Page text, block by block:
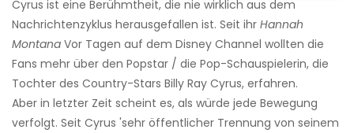
Cyrus ist eine Berühmtheit, die nie wirklich aus dem
Nachrichtenzyklus herausgefallen ist. Seit ihr Hannah
Montana Vor Tagen auf dem Disney Channel wollten die
Fans mehr über den Popstar / die Pop-Schauspielerin, die
Tochter des Country-Stars Billy Ray Cyrus, erfahren.
Aber in letzter Zeit scheint es, als würde jede Bewegung
verfolgt. Seit Cyrus 'sehr öffentlicher Trennung von seinem